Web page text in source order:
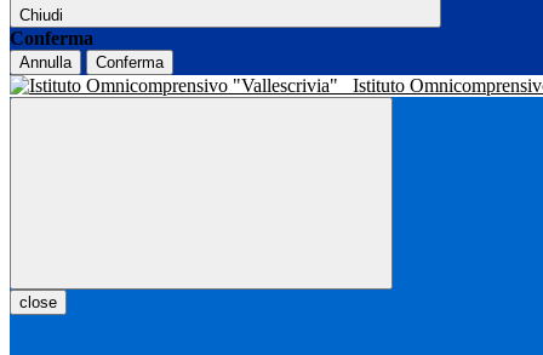
Chiudi
Conferma
Annulla Conferma
Istituto
close